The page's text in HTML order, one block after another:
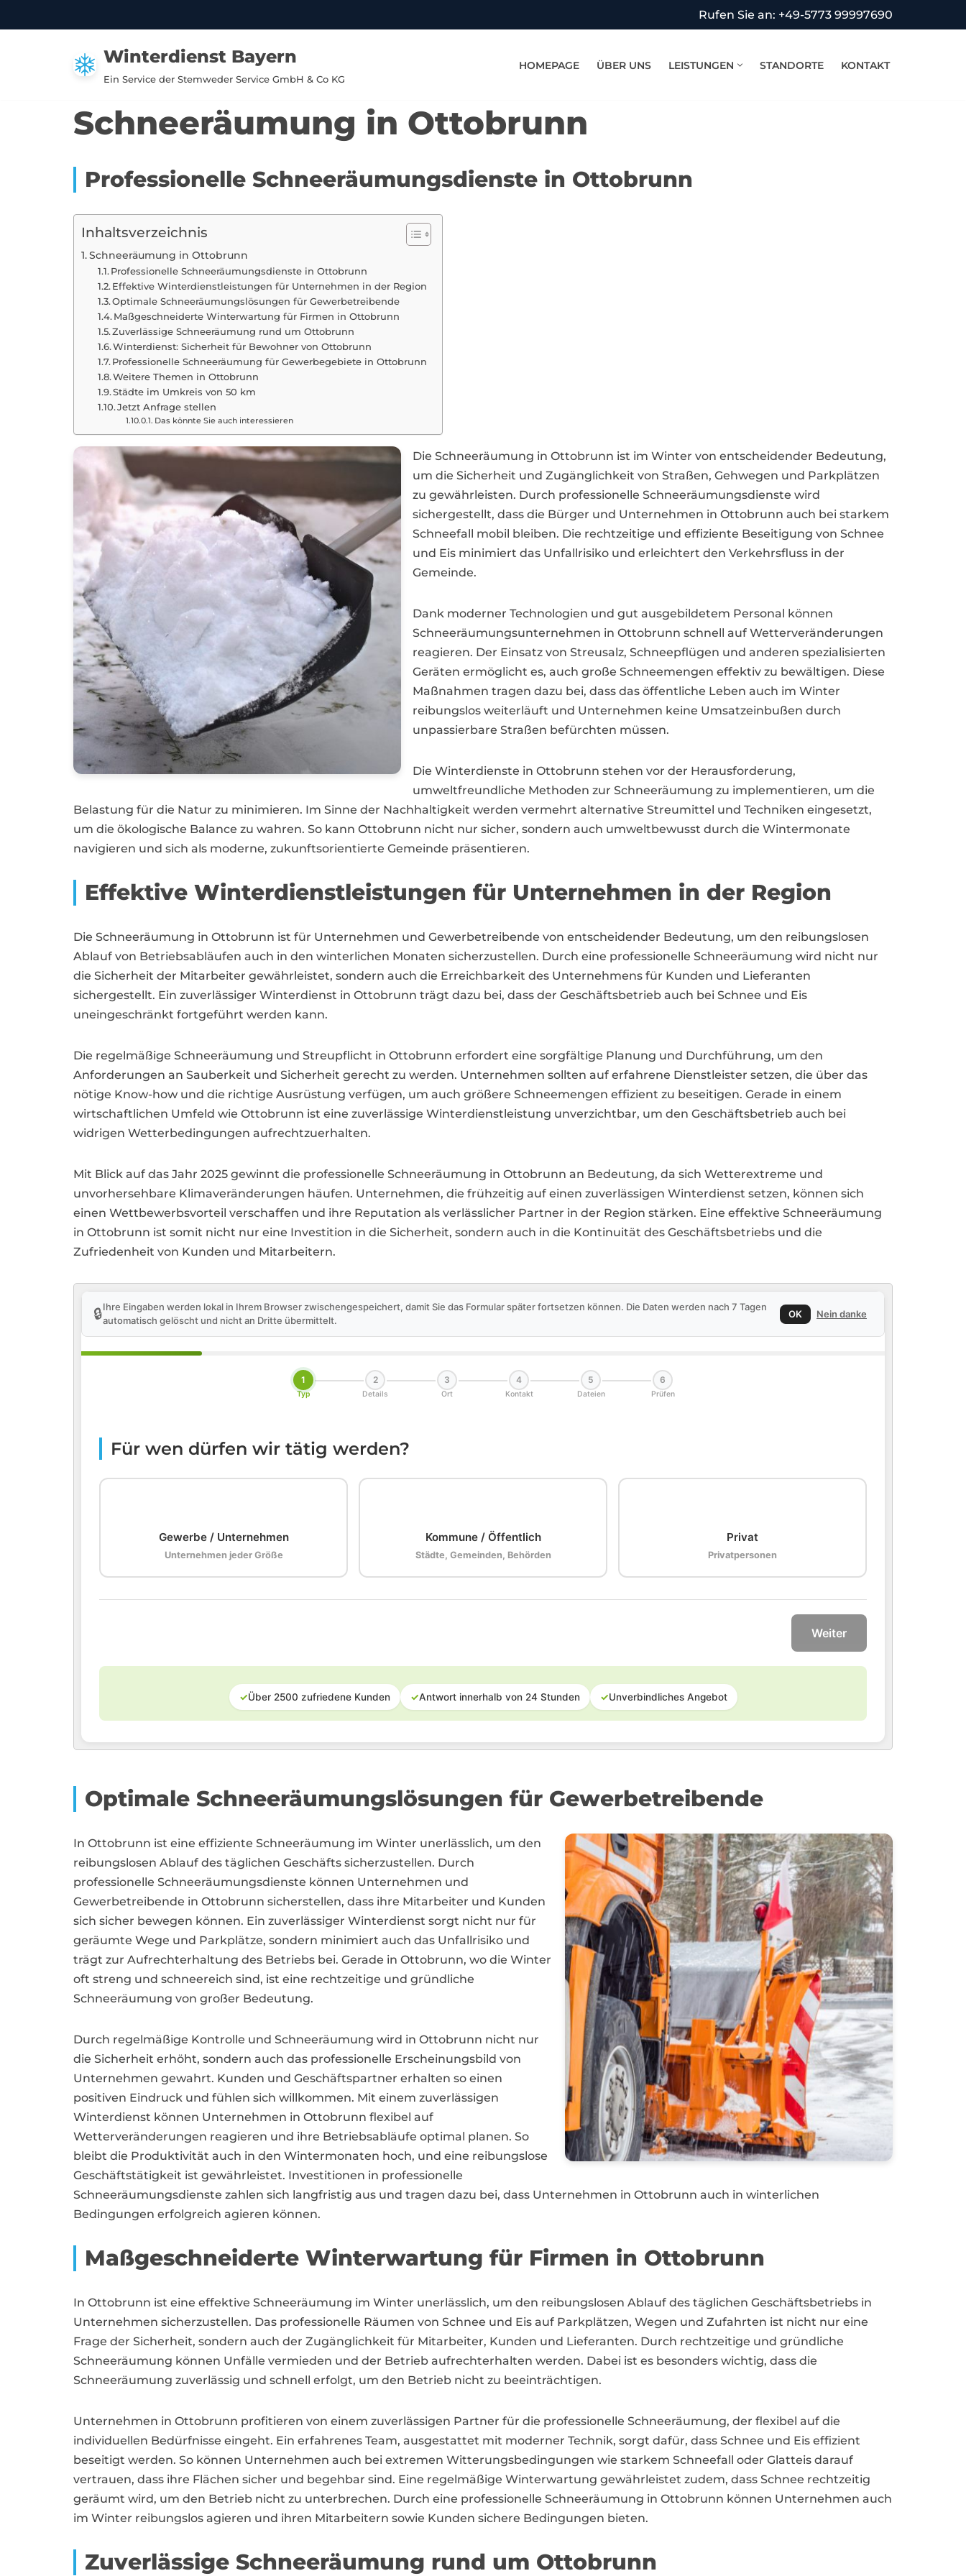
Rufen Sie an: +49-5773 99997690
Winterdienst Bayern
Ein Service der Stemweder Service GmbH & Co KG
HOMEPAGE ÜBER UNS LEISTUNGEN STANDORTE KONTAKT
Schneeräumung in Ottobrunn
Professionelle Schneeräumungsdienste in Ottobrunn
Inhaltsverzeichnis
Schneeräumung in Ottobrunn
Professionelle Schneeräumungsdienste in Ottobrunn
Effektive Winterdienstleistungen für Unternehmen in der Region
Optimale Schneeräumungslösungen für Gewerbetreibende
Maßgeschneiderte Winterwartung für Firmen in Ottobrunn
Zuverlässige Schneeräumung rund um Ottobrunn
Winterdienst: Sicherheit für Bewohner von Ottobrunn
Professionelle Schneeräumung für Gewerbegebiete in Ottobrunn
Weitere Themen in Ottobrunn
Städte im Umkreis von 50 km
Jetzt Anfrage stellen
Das könnte Sie auch interessieren
Die Schneeräumung in Ottobrunn ist im Winter von entscheidender Bedeutung,
um die Sicherheit und Zugänglichkeit von Straßen, Gehwegen und Parkplätzen
zu gewährleisten. Durch professionelle Schneeräumungsdienste wird
sichergestellt, dass die Bürger und Unternehmen in Ottobrunn auch bei starkem
Schneefall mobil bleiben. Die rechtzeitige und effiziente Beseitigung von Schnee
und Eis minimiert das Unfallrisiko und erleichtert den Verkehrsfluss in der
Gemeinde.
Dank moderner Technologien und gut ausgebildetem Personal können
Schneeräumungsunternehmen in Ottobrunn schnell auf Wetterveränderungen
reagieren. Der Einsatz von Streusalz, Schneepflügen und anderen spezialisierten
Geräten ermöglicht es, auch große Schneemengen effektiv zu bewältigen. Diese
Maßnahmen tragen dazu bei, dass das öffentliche Leben auch im Winter
reibungslos weiterläuft und Unternehmen keine Umsatzeinbußen durch
unpassierbare Straßen befürchten müssen.
Die Winterdienste in Ottobrunn stehen vor der Herausforderung,
umweltfreundliche Methoden zur Schneeräumung zu implementieren, um die
Belastung für die Natur zu minimieren. Im Sinne der Nachhaltigkeit werden vermehrt alternative Streumittel und Techniken eingesetzt,
um die ökologische Balance zu wahren. So kann Ottobrunn nicht nur sicher, sondern auch umweltbewusst durch die Wintermonate
navigieren und sich als moderne, zukunftsorientierte Gemeinde präsentieren.
Effektive Winterdienstleistungen für Unternehmen in der Region
Die Schneeräumung in Ottobrunn ist für Unternehmen und Gewerbetreibende von entscheidender Bedeutung, um den reibungslosen
Ablauf von Betriebsabläufen auch in den winterlichen Monaten sicherzustellen. Durch eine professionelle Schneeräumung wird nicht nur
die Sicherheit der Mitarbeiter gewährleistet, sondern auch die Erreichbarkeit des Unternehmens für Kunden und Lieferanten
sichergestellt. Ein zuverlässiger Winterdienst in Ottobrunn trägt dazu bei, dass der Geschäftsbetrieb auch bei Schnee und Eis
uneingeschränkt fortgeführt werden kann.
Die regelmäßige Schneeräumung und Streupflicht in Ottobrunn erfordert eine sorgfältige Planung und Durchführung, um den
Anforderungen an Sauberkeit und Sicherheit gerecht zu werden. Unternehmen sollten auf erfahrene Dienstleister setzen, die über das
nötige Know-how und die richtige Ausrüstung verfügen, um auch größere Schneemengen effizient zu beseitigen. Gerade in einem
wirtschaftlichen Umfeld wie Ottobrunn ist eine zuverlässige Winterdienstleistung unverzichtbar, um den Geschäftsbetrieb auch bei
widrigen Wetterbedingungen aufrechtzuerhalten.
Mit Blick auf das Jahr 2025 gewinnt die professionelle Schneeräumung in Ottobrunn an Bedeutung, da sich Wetterextreme und
unvorhersehbare Klimaveränderungen häufen. Unternehmen, die frühzeitig auf einen zuverlässigen Winterdienst setzen, können sich
einen Wettbewerbsvorteil verschaffen und ihre Reputation als verlässlicher Partner in der Region stärken. Eine effektive Schneeräumung
in Ottobrunn ist somit nicht nur eine Investition in die Sicherheit, sondern auch in die Kontinuität des Geschäftsbetriebs und die
Zufriedenheit von Kunden und Mitarbeitern.
🔒Ihre Eingaben werden lokal in Ihrem Browser zwischengespeichert, damit Sie das Formular später fortsetzen können. Die Daten werden nach 7 Tagen
automatisch gelöscht und nicht an Dritte übermittelt.
OK Nein danke
1
Typ
2
Details
3
Ort
4
Kontakt
5
Dateien
6
Prüfen
Für wen dürfen wir tätig werden?
Gewerbe / Unternehmen
Unternehmen jeder Größe
Kommune / Öffentlich
Städte, Gemeinden, Behörden
Privat
Privatpersonen
Weiter
✓Über 2500 zufriedene Kunden ✓Antwort innerhalb von 24 Stunden ✓Unverbindliches Angebot
Optimale Schneeräumungslösungen für Gewerbetreibende
In Ottobrunn ist eine effiziente Schneeräumung im Winter unerlässlich, um den
reibungslosen Ablauf des täglichen Geschäfts sicherzustellen. Durch
professionelle Schneeräumungsdienste können Unternehmen und
Gewerbetreibende in Ottobrunn sicherstellen, dass ihre Mitarbeiter und Kunden
sich sicher bewegen können. Ein zuverlässiger Winterdienst sorgt nicht nur für
geräumte Wege und Parkplätze, sondern minimiert auch das Unfallrisiko und
trägt zur Aufrechterhaltung des Betriebs bei. Gerade in Ottobrunn, wo die Winter
oft streng und schneereich sind, ist eine rechtzeitige und gründliche
Schneeräumung von großer Bedeutung.
Durch regelmäßige Kontrolle und Schneeräumung wird in Ottobrunn nicht nur
die Sicherheit erhöht, sondern auch das professionelle Erscheinungsbild von
Unternehmen gewahrt. Kunden und Geschäftspartner erhalten so einen
positiven Eindruck und fühlen sich willkommen. Mit einem zuverlässigen
Winterdienst können Unternehmen in Ottobrunn flexibel auf
Wetterveränderungen reagieren und ihre Betriebsabläufe optimal planen. So
bleibt die Produktivität auch in den Wintermonaten hoch, und eine reibungslose
Geschäftstätigkeit ist gewährleistet. Investitionen in professionelle
Schneeräumungsdienste zahlen sich langfristig aus und tragen dazu bei, dass Unternehmen in Ottobrunn auch in winterlichen
Bedingungen erfolgreich agieren können.
Maßgeschneiderte Winterwartung für Firmen in Ottobrunn
In Ottobrunn ist eine effektive Schneeräumung im Winter unerlässlich, um den reibungslosen Ablauf des täglichen Geschäftsbetriebs in
Unternehmen sicherzustellen. Das professionelle Räumen von Schnee und Eis auf Parkplätzen, Wegen und Zufahrten ist nicht nur eine
Frage der Sicherheit, sondern auch der Zugänglichkeit für Mitarbeiter, Kunden und Lieferanten. Durch rechtzeitige und gründliche
Schneeräumung können Unfälle vermieden und der Betrieb aufrechterhalten werden. Dabei ist es besonders wichtig, dass die
Schneeräumung zuverlässig und schnell erfolgt, um den Betrieb nicht zu beeinträchtigen.
Unternehmen in Ottobrunn profitieren von einem zuverlässigen Partner für die professionelle Schneeräumung, der flexibel auf die
individuellen Bedürfnisse eingeht. Ein erfahrenes Team, ausgestattet mit moderner Technik, sorgt dafür, dass Schnee und Eis effizient
beseitigt werden. So können Unternehmen auch bei extremen Witterungsbedingungen wie starkem Schneefall oder Glatteis darauf
vertrauen, dass ihre Flächen sicher und begehbar sind. Eine regelmäßige Winterwartung gewährleistet zudem, dass Schnee rechtzeitig
geräumt wird, um den Betrieb nicht zu unterbrechen. Durch eine professionelle Schneeräumung in Ottobrunn können Unternehmen auch
im Winter reibungslos agieren und ihren Mitarbeitern sowie Kunden sichere Bedingungen bieten.
Zuverlässige Schneeräumung rund um Ottobrunn